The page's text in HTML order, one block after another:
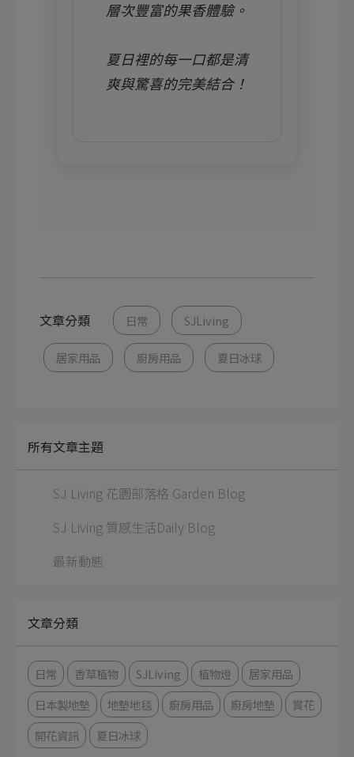
層次豐富的果香體驗。
夏日裡的每一口都是清
爽與驚喜的完美結合！
文章分類 日常 SJLiving
居家用品 廚房用品 夏日冰球
所有文章主題
SJ Living 花園部落格 Garden Blog
SJ Living 質感生活Daily Blog
最新動態
文章分類
日常 香草植物 SJLiving 植物燈
居家用品
日本製地墊
地墊地毯 廚房用品 廚房地墊
賞花
開花資訊
夏日冰球